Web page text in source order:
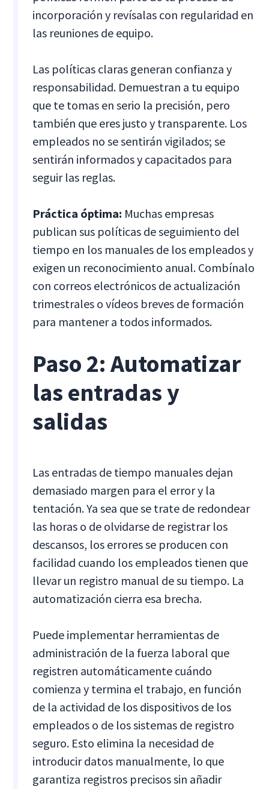
incorporación y revísalas con regularidad en
las reuniones de equipo.
Las políticas claras generan confianza y
responsabilidad. Demuestran a tu equipo
que te tomas en serio la precisión, pero
también que eres justo y transparente. Los
empleados no se sentirán vigilados; se
sentirán informados y capacitados para
seguir las reglas.
Práctica óptima: Muchas empresas
publican sus políticas de seguimiento del
tiempo en los manuales de los empleados y
exigen un reconocimiento anual. Combínalo
con correos electrónicos de actualización
trimestrales o vídeos breves de formación
para mantener a todos informados.
Paso 2: Automatizar
las entradas y
salidas
Las entradas de tiempo manuales dejan
demasiado margen para el error y la
tentación. Ya sea que se trate de redondear
las horas o de olvidarse de registrar los
descansos, los errores se producen con
facilidad cuando los empleados tienen que
llevar un registro manual de su tiempo. La
automatización cierra esa brecha.
Puede implementar herramientas de
administración de la fuerza laboral que
registren automáticamente cuándo
comienza y termina el trabajo, en función
de la actividad de los dispositivos de los
empleados o de los sistemas de registro
seguro. Esto elimina la necesidad de
introducir datos manualmente, lo que
garantiza registros precisos sin añadir